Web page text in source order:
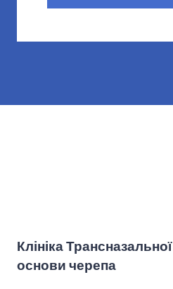
Клініка
основи черепа